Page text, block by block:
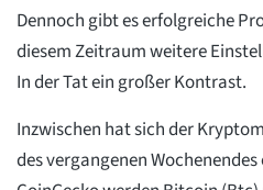
Dennoch gibt es erfolgreiche
diesem Zeitraum weitere
In der Tat ein großer Kontrast.
Inzwischen hat sich der
des vergangenen